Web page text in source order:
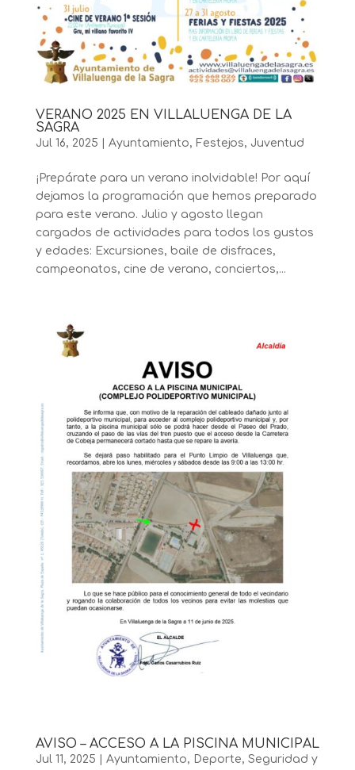
VERANO 2025 EN VILLALUENGA DE LA
SAGRA
Jul 16, 2025 Ayuntamiento, Festejos, Juventud
¡Prepárate para un verano inolvidable! Por aquí
dejamos la programación que hemos preparado
para este verano. Julio y agosto llegan
cargados de actividades para todos los gustos
y edades: Excursiones, baile de disfraces,
campeonatos, cine de verano, conciertos,...
AVISO – ACCESO A LA PISCINA MUNICIPAL
Jul 11, 2025 Ayuntamiento, Deporte, Seguridad y